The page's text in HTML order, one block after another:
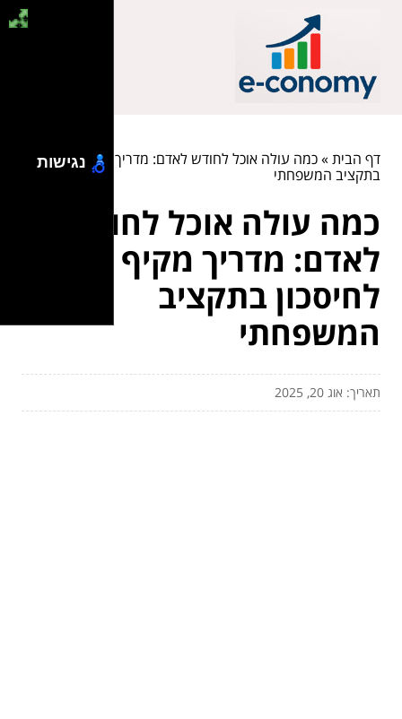
דף הבית»כמה עולה אוכל לחודש לאדם: מדריך מקיף לחיסכון
בתקציב המשפחתי
כמה עולה אוכל לחודש
לאדם: מדריך מקיף
לחיסכון בתקציב
המשפחתי
תאריך: אוג 20, 2025
נגישות